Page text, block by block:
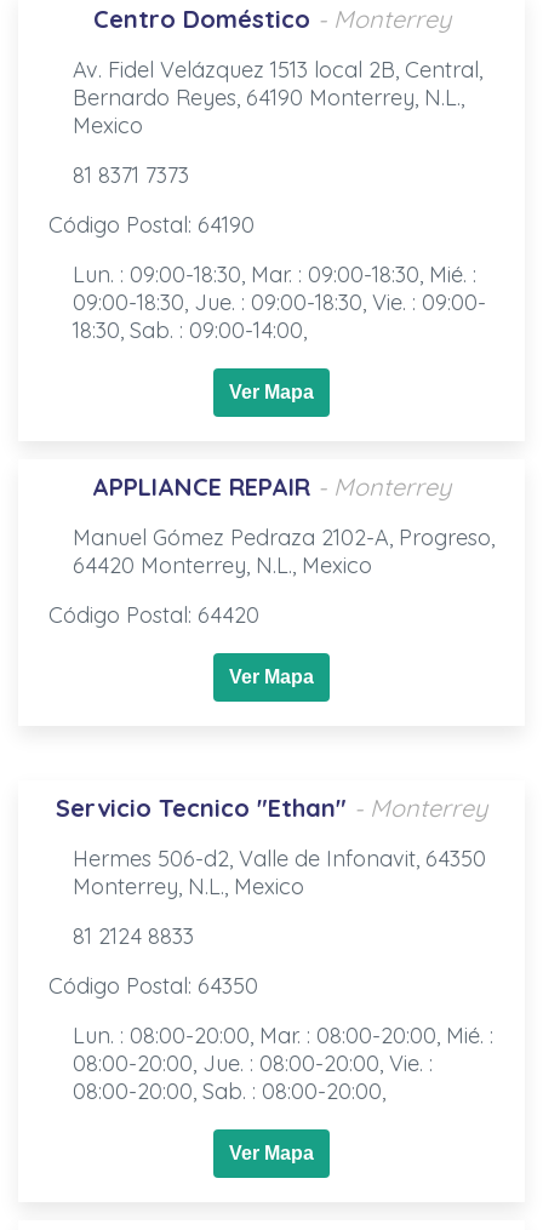
Centro Doméstico - Monterrey
Av. Fidel Velázquez 1513 local 2B, Central,
Bernardo Reyes, 64190 Monterrey, N.L.,
Mexico
81 8371 7373
Código Postal: 64190
Lun. : 09:00-18:30, Mar. : 09:00-18:30, Mié. :
09:00-18:30, Jue. : 09:00-18:30, Vie. : 09:00-
18:30, Sab. : 09:00-14:00,
Ver Mapa
APPLIANCE REPAIR - Monterrey
Manuel Gómez Pedraza 2102-A, Progreso,
64420 Monterrey, N.L., Mexico
Código Postal: 64420
Ver Mapa
Servicio Tecnico "Ethan" - Monterrey
Hermes 506-d2, Valle de Infonavit, 64350
Monterrey, N.L., Mexico
81 2124 8833
Código Postal: 64350
Lun. : 08:00-20:00, Mar. : 08:00-20:00, Mié. :
08:00-20:00, Jue. : 08:00-20:00, Vie. :
08:00-20:00, Sab. : 08:00-20:00,
Ver Mapa